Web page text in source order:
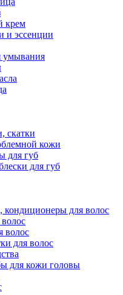
крем
и эссенции
умывания
скатки
кожи
для губ
для губ
кондиционеры для волос
волос
для волос
для кожи головы